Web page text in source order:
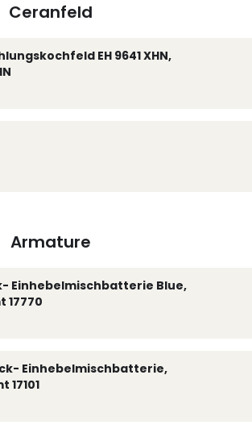
Ceranfeld
EH 9641 XHN,
Armature
Einhebelmischbatterie Blue,
Einhebelmischbatterie,